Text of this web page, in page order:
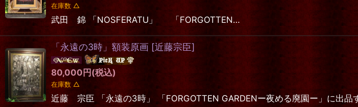
在庫数 △
武田 錦 「NOSFERATU」 「FORGOTTEN…
「永遠の3時」額装原画 [近藤宗臣]
80,000 円 (税込)
在庫数 △
近藤 宗臣 「永遠の3時」 「FORGOTTEN GARDENー夜める廃園ー」に出